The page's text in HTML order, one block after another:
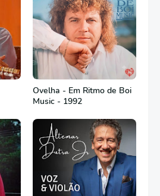
Ovelha - Em Ritmo de Boi
Music - 1992